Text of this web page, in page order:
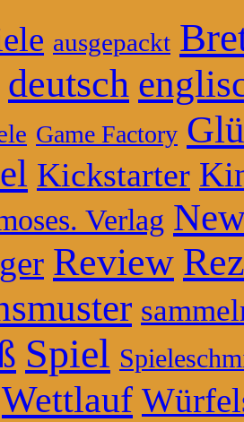
ausgepackt
deutsch
Game Factory
Kickstarter
Verlag
Review
Spiel
Wettlauf